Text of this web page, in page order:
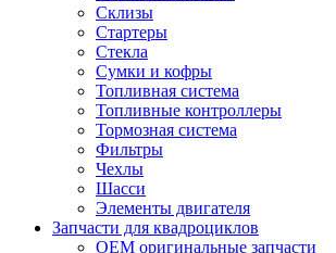
Склизы
Стартеры
Стекла
Сумки и кофры
Топливная система
Топливные контроллеры
Тормозная система
Фильтры
Чехлы
Шасси
Элементы двигателя
Запчасти для квадроциклов
OEM оригинальные запчасти